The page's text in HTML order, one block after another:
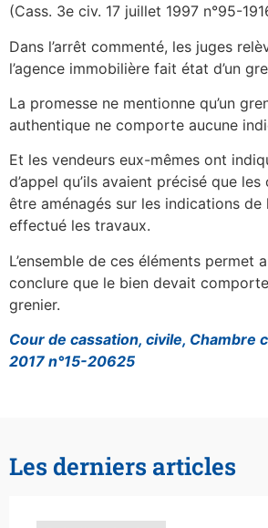
(Cass. 3e civ. 17 juillet 1997 n°95-
Dans l’arrêt commenté, les juges
l’agence immobilière fait état d’un
La promesse ne mentionne qu’un
authentique ne comporte aucune
Et les vendeurs eux-mêmes ont
d’appel qu’ils avaient précisé que
être aménagés sur les indications de
effectué les travaux.
L’ensemble de ces éléments permet
conclure que le bien devait
grenier.
Cour de cassation, civile, Chambre
2017 n°15-20625
Les derniers articles